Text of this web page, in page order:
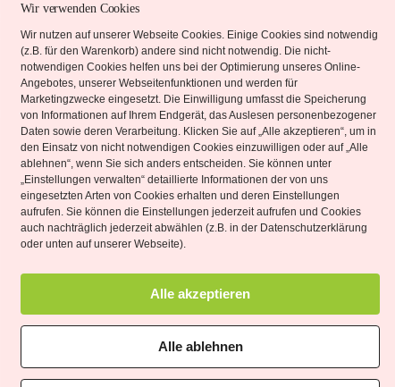
„Rückführungen in Vorleben“ ganz global
darstellen und beispielhaft Gründe für das
Anwenden einer Rückführung benennen.
Ebenso die Anwendungsmöglichkeiten und die
angestrebten Auswirkungen auf das Leben.
Was macht eine spirituelle Rückführung aus?
Bei einer spirituellen Rückführung handelt es
sich um die Möglichkeit, in vorige Leben der
Klienten einzutauchen. Das…
Was
ist
spirituelle
und
weiterlesen
11. Februar 2025
Kategorisiert alsAlltag und Integration,Bewusstsein &
Blockaden,Rückführung
Spirituell,TimeLine,Unruhe,Vorleben,Wiederholungen
Wir verwenden Cookies
Wir nutzen auf unserer Webseite Cookies. Einige Cookies sind notwendig
(z.B. für den Warenkorb) andere sind nicht notwendig. Die nicht-
notwendigen Cookies helfen uns bei der Optimierung unseres Online-
Angebotes, unserer Webseitenfunktionen und werden für
Marketingzwecke eingesetzt. Die Einwilligung umfasst die Speicherung
von Informationen auf Ihrem Endgerät, das Auslesen personenbezogener
Daten sowie deren Verarbeitung. Klicken Sie auf „Alle akzeptieren“, um in
den Einsatz von nicht notwendigen Cookies einzuwilligen oder auf „Alle
ablehnen“, wenn Sie sich anders entscheiden. Sie können unter
„Einstellungen verwalten“ detaillierte Informationen der von uns
eingesetzten Arten von Cookies erhalten und deren Einstellungen
aufrufen. Sie können die Einstellungen jederzeit aufrufen und Cookies
auch nachträglich jederzeit abwählen (z.B. in der Datenschutzerklärung
oder unten auf unserer Webseite).
Alle akzeptieren
Alle ablehnen